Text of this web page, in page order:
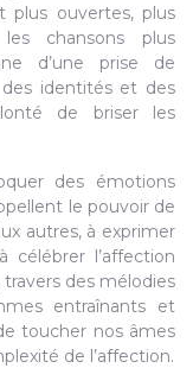
plus ouvertes, plus
chansons plus
d’une prise de
identités et des
de briser les
des émotions
le pouvoir de
autres, à exprimer
l’affection
des mélodies
entraînants et
toucher nos âmes
de l’affection.